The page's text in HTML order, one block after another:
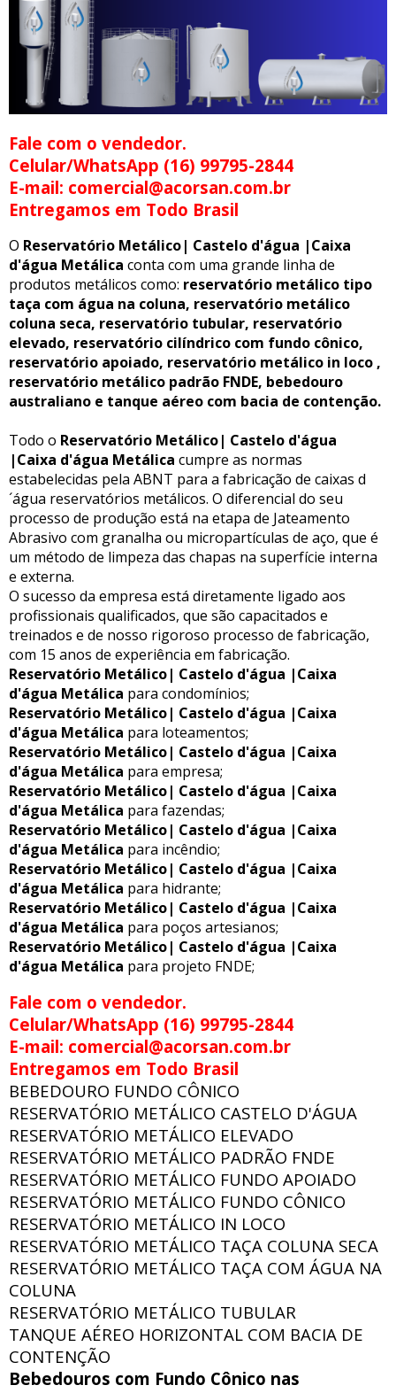
Fale com o vendedor.
Celular/WhatsApp (16) 99795-2844
E-mail: comercial@acorsan.com.br
Entregamos em Todo Brasil
O Reservatório Metálico| Castelo d'água |Caixa
d'água Metálica conta com uma grande linha de
produtos metálicos como: reservatório metálico tipo
taça com água na coluna, reservatório metálico
coluna seca, reservatório tubular, reservatório
elevado, reservatório cilíndrico com fundo cônico,
reservatório apoiado, reservatório metálico in loco ,
reservatório metálico padrão FNDE, bebedouro
australiano e tanque aéreo com bacia de contenção.
Todo o Reservatório Metálico| Castelo d'água
|Caixa d'água Metálica cumpre as normas
estabelecidas pela ABNT para a fabricação de caixas d
´água reservatórios metálicos. O diferencial do seu
processo de produção está na etapa de Jateamento
Abrasivo com granalha ou micropartículas de aço, que é
um método de limpeza das chapas na superfície interna
e externa.
O sucesso da empresa está diretamente ligado aos
profissionais qualificados, que são capacitados e
treinados e de nosso rigoroso processo de fabricação,
com 15 anos de experiência em fabricação.
Reservatório Metálico| Castelo d'água |Caixa
d'água Metálica para condomínios;
Reservatório Metálico| Castelo d'água |Caixa
d'água Metálica para loteamentos;
Reservatório Metálico| Castelo d'água |Caixa
d'água Metálica para empresa;
Reservatório Metálico| Castelo d'água |Caixa
d'água Metálica para fazendas;
Reservatório Metálico| Castelo d'água |Caixa
d'água Metálica para incêndio;
Reservatório Metálico| Castelo d'água |Caixa
d'água Metálica para hidrante;
Reservatório Metálico| Castelo d'água |Caixa
d'água Metálica para poços artesianos;
Reservatório Metálico| Castelo d'água |Caixa
d'água Metálica para projeto FNDE;
Fale com o vendedor.
Celular/WhatsApp (16) 99795-2844
E-mail: comercial@acorsan.com.br
Entregamos em Todo Brasil
BEBEDOURO FUNDO CÔNICO
RESERVATÓRIO METÁLICO CASTELO D'ÁGUA
RESERVATÓRIO METÁLICO ELEVADO
RESERVATÓRIO METÁLICO PADRÃO FNDE
RESERVATÓRIO METÁLICO FUNDO APOIADO
RESERVATÓRIO METÁLICO FUNDO CÔNICO
RESERVATÓRIO METÁLICO IN LOCO
RESERVATÓRIO METÁLICO TAÇA COLUNA SECA
RESERVATÓRIO METÁLICO TAÇA COM ÁGUA NA
COLUNA
RESERVATÓRIO METÁLICO TUBULAR
TANQUE AÉREO HORIZONTAL COM BACIA DE
CONTENÇÃO
Bebedouros com Fundo Cônico nas